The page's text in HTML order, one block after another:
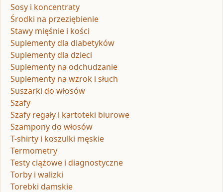
Sosy i koncentraty
Środki na przeziębienie
Stawy mięśnie i kości
Suplementy dla diabetyków
Suplementy dla dzieci
Suplementy na odchudzanie
Suplementy na wzrok i słuch
Suszarki do włosów
Szafy
Szafy regały i kartoteki biurowe
Szampony do włosów
T-shirty i koszulki męskie
Termometry
Testy ciążowe i diagnostyczne
Torby i walizki
Torebki damskie